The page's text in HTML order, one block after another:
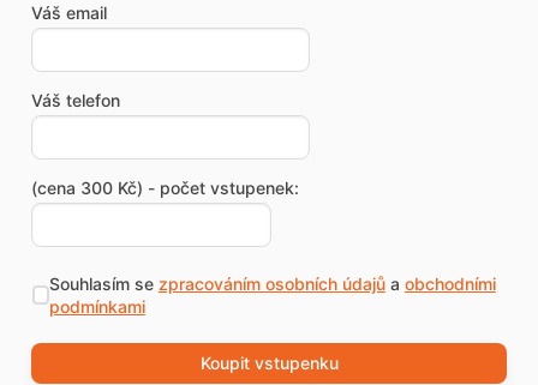
Váš email
Váš telefon
(cena 300 Kč) - počet vstupenek:
Souhlasím se zpracováním osobních údajůa obchodními
podmínkami
Koupit vstupenku